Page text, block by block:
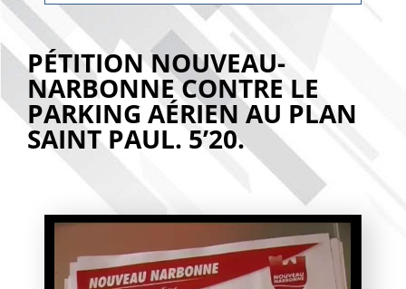
PÉTITION NOUVEAU-
NARBONNE CONTRE LE
PARKING AÉRIEN AU PLAN
SAINT PAUL. 5’20.
Lecteur
vidéo